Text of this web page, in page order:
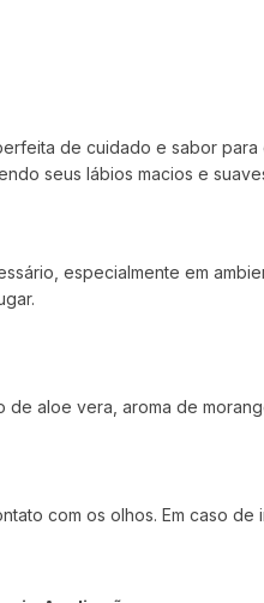
de cuidado e sabor
seus lábios macios e
especialmente em
aloe vera, aroma de
com os olhos. Em caso